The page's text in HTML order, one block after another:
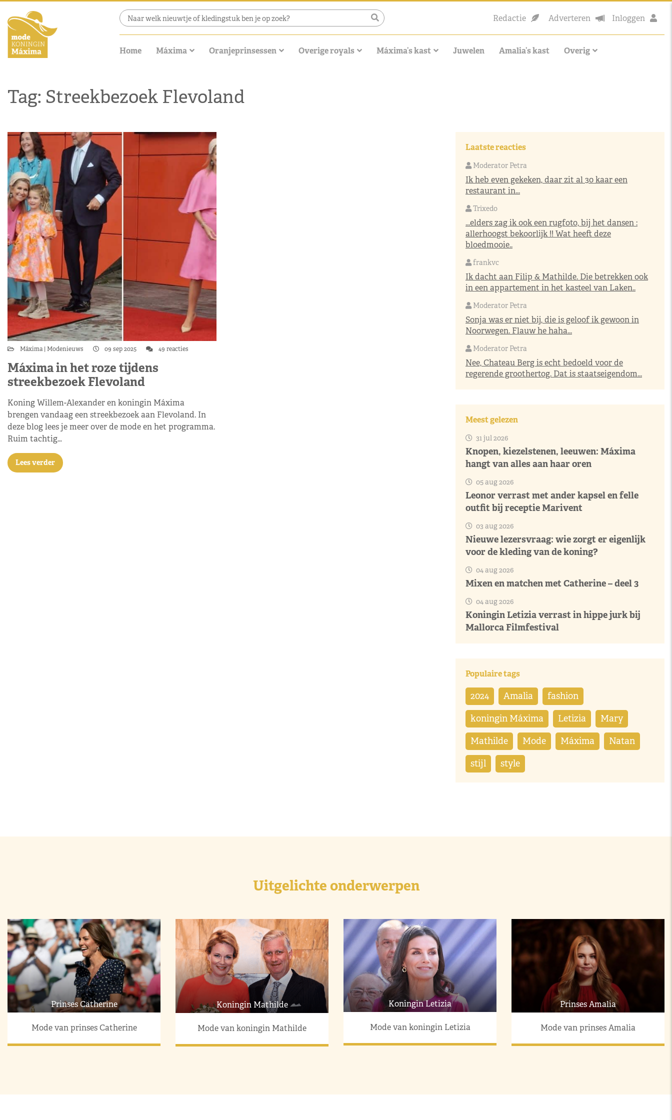
Redactie Adverteren Inloggen
Home Máxima Oranjeprinsessen Overige royals Máxima’s kast Juwelen Amalia’s kast Overig
Tag: Streekbezoek Flevoland
Máxima Modenieuws 09 sep 2025 49 reacties
Máxima in het roze tijdens
streekbezoek Flevoland
Koning Willem-Alexander en koningin Máxima
brengen vandaag een streekbezoek aan Flevoland. In
deze blog lees je meer over de mode en het programma.
Ruim tachtig…
Lees verder
Laatste reacties
Moderator Petra
Ik heb even gekeken, daar zit al 30 kaar een
restaurant in...
Trixedo
...elders zag ik ook een rugfoto, bij het dansen :
allerhoogst bekoorlijk !! Wat heeft deze
bloedmooie..
frankvc
Ik dacht aan Filip & Mathilde. Die betrekken ook
in een appartement in het kasteel van Laken..
Moderator Petra
Sonja was er niet bij, die is geloof ik gewoon in
Noorwegen. Flauw he haha...
Moderator Petra
Nee, Chateau Berg is echt bedoeld voor de
regerende groothertog. Dat is staatseigendom...
Meest gelezen
31 jul 2026
Knopen, kiezelstenen, leeuwen: Máxima
hangt van alles aan haar oren
05 aug 2026
Leonor verrast met ander kapsel en felle
outfit bij receptie Marivent
03 aug 2026
Nieuwe lezersvraag: wie zorgt er eigenlijk
voor de kleding van de koning?
04 aug 2026
Mixen en matchen met Catherine – deel 3
04 aug 2026
Koningin Letizia verrast in hippe jurk bij
Mallorca Filmfestival
Populaire tags
2024 Amalia fashion
koningin Máxima Letizia Mary
Mathilde Mode Máxima Natan
stijl style
Uitgelichte onderwerpen
Prinses Catherine
Mode van prinses Catherine
Koningin Mathilde
Mode van koningin Mathilde
Koningin Letizia
Mode van koningin Letizia
Prinses Amalia
Mode van prinses Amalia